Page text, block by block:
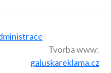
Tvorba www:
galuskareklama.cz